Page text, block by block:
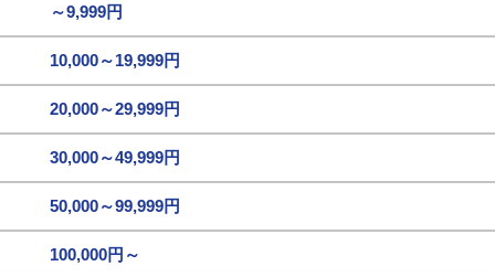
～9,999円
10,000～19,999円
20,000～29,999円
30,000～49,999円
50,000～99,999円
100,000円～